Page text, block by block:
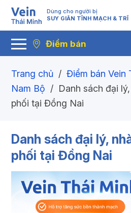
Dùng cho người bị
SUY GIÃN TĨNH MẠCH & TRĨ
Điểm bán
Trang chủ / Điểm bán Vein
Nam Bộ / Danh sách đại
phối tại Đồng Nai
Danh sách đại lý,
phối tại Đồng Nai